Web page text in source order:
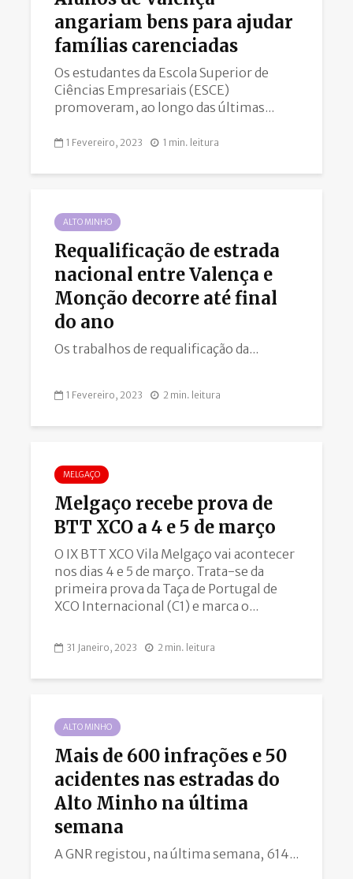
angariam bens para ajudar
famílias carenciadas
Os estudantes da Escola Superior de
Ciências Empresariais (ESCE)
promoveram, ao longo das últimas...
1 Fevereiro, 2023 1 min. leitura
ALTO MINHO
Requalificação de estrada
nacional entre Valença e
Monção decorre até final
do ano
Os trabalhos de requalificação da...
1 Fevereiro, 2023 2 min. leitura
MELGAÇO
Melgaço recebe prova de
BTT XCO a 4 e 5 de março
O IX BTT XCO Vila Melgaço vai acontecer
nos dias 4 e 5 de março. Trata-se da
primeira prova da Taça de Portugal de
XCO Internacional (C1) e marca o...
31 Janeiro, 2023 2 min. leitura
ALTO MINHO
Mais de 600 infrações e 50
acidentes nas estradas do
Alto Minho na última
semana
A GNR registou, na última semana, 614...